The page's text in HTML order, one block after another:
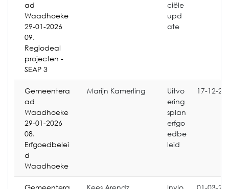
ad
Waadhoeke
29-01-2026
09.
Regiodeal
projecten -
SEAP 3
ciële
upd
ate
Gemeentera
ad
Waadhoeke
29-01-2026
08.
Erfgoedbelei
d
Waadhoeke
Marijn Kamerling
Uitvo
ering
splan
erfgo
edbe
leid
17-12-
Gemeentera
Kees Arendz
Invlo
01-03-